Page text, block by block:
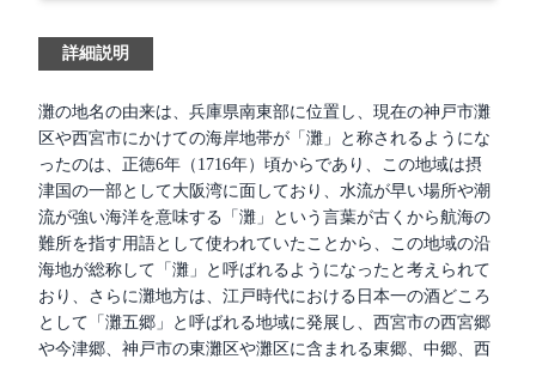
詳細説明
灘の地名の由来は、兵庫県南東部に位置し、現在の神戸市灘
区や西宮市にかけての海岸地帯が「灘」と称されるようにな
ったのは、正徳6年（1716年）頃からであり、この地域は摂
津国の一部として大阪湾に面しており、水流が早い場所や潮
流が強い海洋を意味する「灘」という言葉が古くから航海の
難所を指す用語として使われていたことから、この地域の沿
海地が総称して「灘」と呼ばれるようになったと考えられて
おり、さらに灘地方は、江戸時代における日本一の酒どころ
として「灘五郷」と呼ばれる地域に発展し、西宮市の西宮郷
や今津郷、神戸市の東灘区や灘区に含まれる東郷、中郷、西